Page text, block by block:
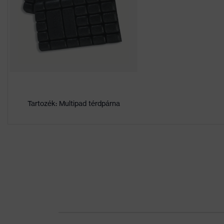
megfelelő
Négyzetmétertömeg
Nem
tart. Rész
Tartozék: Multipad térdpárna